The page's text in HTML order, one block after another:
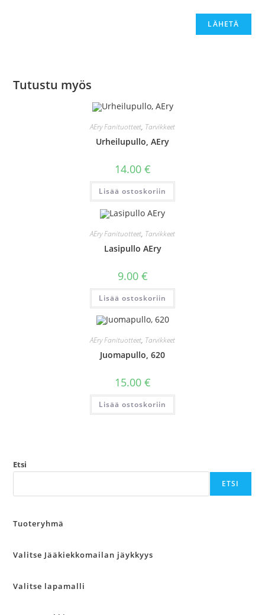
Tutustu myös
AEry Fanituotteet, Tarvikkeet
Urheilupullo, AEry
14.00 €
Lisää ostoskoriin
AEry Fanituotteet, Tarvikkeet
Lasipullo AEry
9.00 €
Lisää ostoskoriin
AEry Fanituotteet, Tarvikkeet
Juomapullo, 620
15.00 €
Lisää ostoskoriin
Etsi
ETSI
Tuoteryhmä
Valitse Jääkiekkomailan jäykkyys
Valitse lapamalli